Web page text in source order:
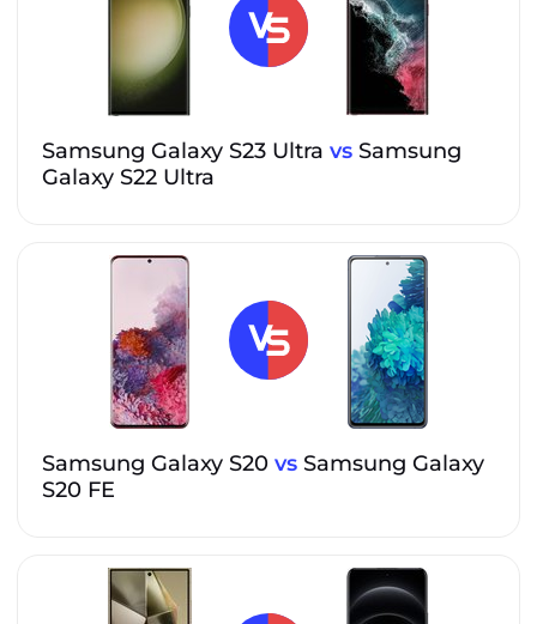
Samsung Galaxy S23 Ultra vs Samsung
Galaxy S22 Ultra
Samsung Galaxy S20 vs Samsung Galaxy
S20 FE